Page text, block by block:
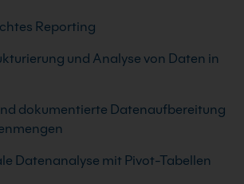
Reporting
und Analyse von Daten in
dokumentierte Datenaufbereitung
Datenanalyse mit Pivot-Tabellen